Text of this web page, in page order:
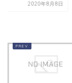
2020年6月24日